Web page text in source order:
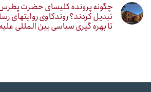
چگونه پرونده کلیسای حضرت
تبدیل کردند؟ روندکاوی روایتهای
تا بهره گیری سیاسی بین المللی